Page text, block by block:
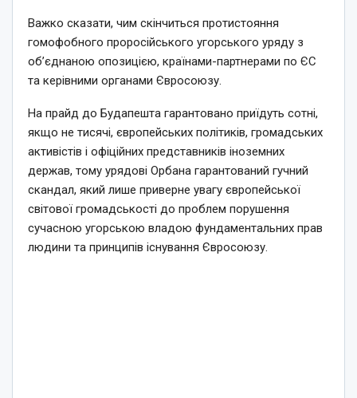
Важко сказати, чим скінчиться протистояння
гомофобного проросійського угорського уряду з
об’єднаною опозицією, країнами-партнерами по ЄС
та керівними органами Євросоюзу.
На прайд до Будапешта гарантовано приїдуть сотні,
якщо не тисячі, європейських політиків, громадських
активістів і офіційних представників іноземних
держав, тому урядові Орбана гарантований гучний
скандал, який лише приверне увагу європейської
світової громадськості до проблем порушення
сучасною угорською владою фундаментальних прав
людини та принципів існування Євросоюзу.